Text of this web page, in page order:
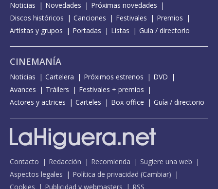
Noticias Novedades
Próximas novedades
Discos históricos
Canciones Festivales
Premios
Artistas y grupos
Portadas Listas Guía / directorio
CINEMANÍA
Noticias Cartelera Próximos estrenos
DVD
Avances
Tráilers
Festivales + premios
Actores y actrices
Carteles Box-office Guía / directorio
Contacto Redacción Recomienda
Sugiere una web
Aspectos legales
Política de privacidad (Cambiar)
Cookies
Publicidad y webmasters RSS